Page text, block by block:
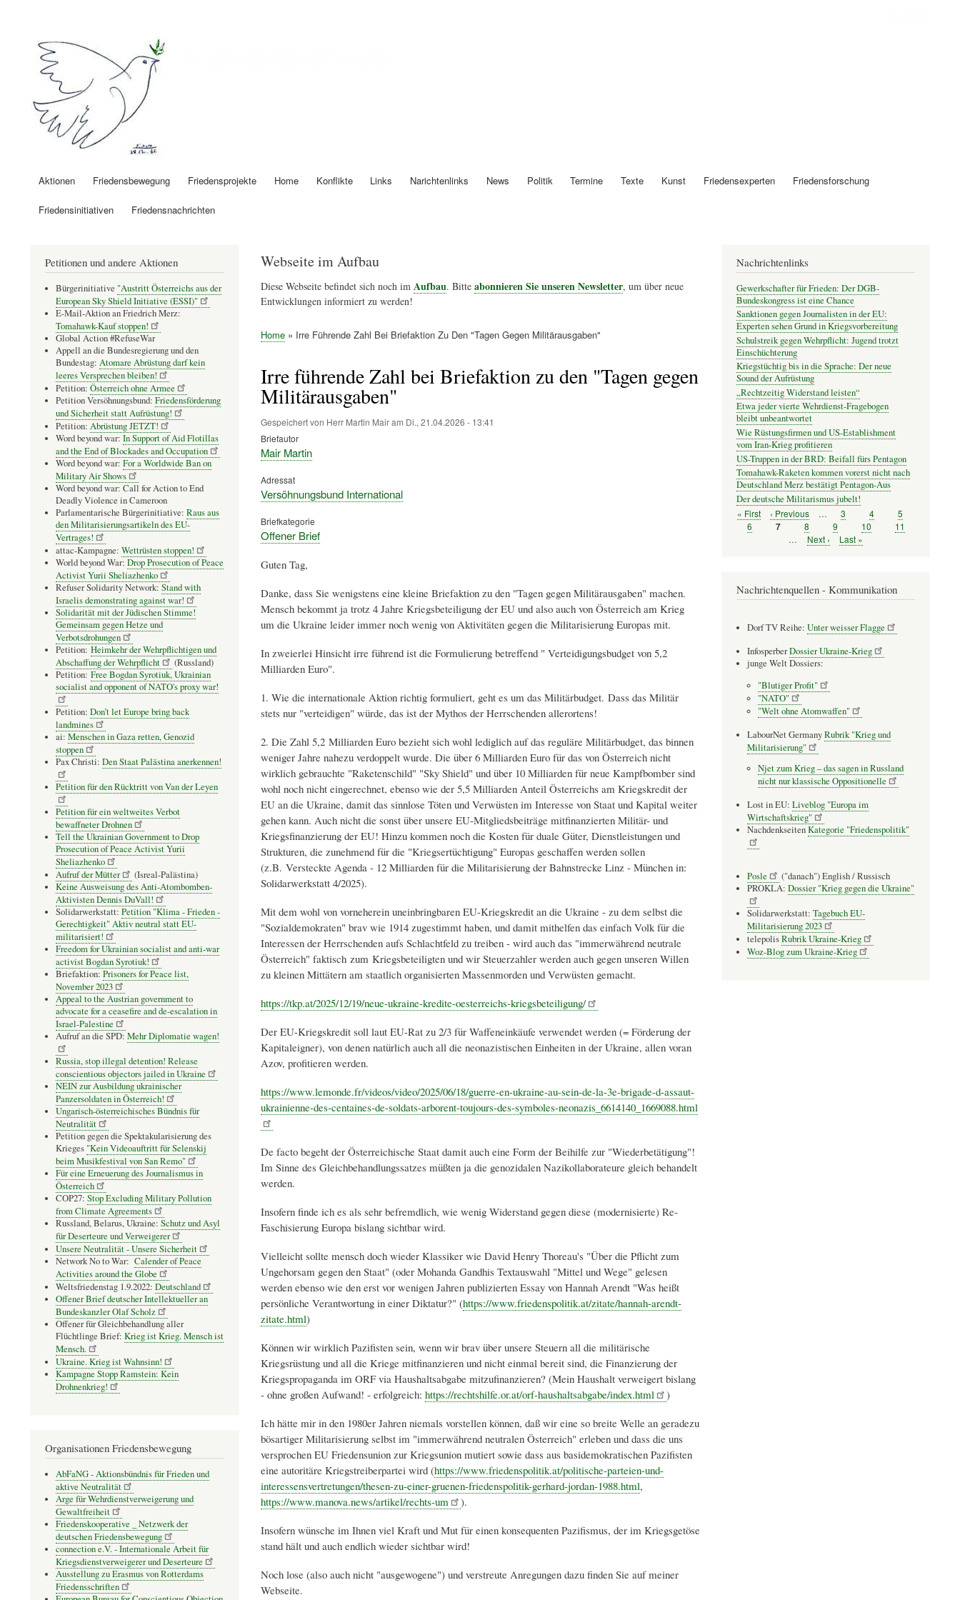
Hauptnavigation
Aktionen Friedensbewegung Friedensprojekte Home Konflikte Links Narichtenlinks News Politik Termine Texte Kunst Friedensexperten Friedensforschung
Friedensinitiativen Friedensnachrichten
Webseite im Aufbau
Diese Webseite befindet sich noch im Aufbau. Bitte abonnieren Sie unseren Newsletter, um über neue
Entwicklungen informiert zu werden!
Home Irre Führende Zahl Bei Briefaktion Zu Den "Tagen Gegen Militärausgaben"
Irre führende Zahl bei Briefaktion zu den "Tagen gegen
Militärausgaben"
Gespeichert von Herr Martin Mairam Di., 21.04.2026 - 13:41
Briefautor
Mair Martin
Adressat
Versöhnungsbund International
Briefkategorie
Offener Brief
Guten Tag,
Danke, dass Sie wenigstens eine kleine Briefaktion zu den "Tagen gegen Militärausgaben" machen.
Mensch bekommt ja trotz 4 Jahre Kriegsbeteiligung der EU und also auch von Österreich am Krieg
um die Ukraine leider immer noch wenig von Aktivitäten gegen die Militarisierung Europas mit.
In zweierlei Hinsicht irre führend ist die Formulierung betreffend " Verteidigungsbudget von 5,2
Milliarden Euro".
1. Wie die internationale Aktion richtig formuliert, geht es um das Militärbudget. Dass das Militär
stets nur "verteidigen" würde, das ist der Mythos der Herrschenden allerortens!
2. Die Zahl 5,2 Milliarden Euro bezieht sich wohl lediglich auf das reguläre Militärbudget, das binnen
weniger Jahre nahezu verdoppelt wurde. Die über 6 Milliarden Euro für das von Österreich nicht
wirklich gebrauchte "Raketenschild" "Sky Shield" und über 10 Milliarden für neue Kampfbomber sind
wohl noch nicht eingerechnet, ebenso wie der 5,5 Milliarden Anteil Österreichs am Kriegskredit der
EU an die Ukraine, damit das sinnlose Töten und Verwüsten im Interesse von Staat und Kapital weiter
gehen kann. Auch nicht die sonst über unsere EU-Mitgliedsbeiträge mitfinanzierten Militär- und
Kriegsfinanzierung der EU! Hinzu kommen noch die Kosten für duale Güter, Dienstleistungen und
Strukturen, die zunehmend für die "Kriegsertüchtigung" Europas geschaffen werden sollen
(z.B. Versteckte Agenda - 12 Milliarden für die Militarisierung der Bahnstrecke Linz - München in:
Solidarwerkstatt 4/2025).
Mit dem wohl von vorneherein uneinbringbaren EU-Kriegskredit an die Ukraine - zu dem selbst die
"Sozialdemokraten" brav wie 1914 zugestimmt haben, und damit mithelfen das einfach Volk für die
Interessen der Herrschenden aufs Schlachtfeld zu treiben - wird auch das "immerwährend neutrale
Österreich" faktisch zum Kriegsbeteiligten und wir Steuerzahler werden auch gegen unseren Willen
zu kleinen Mittätern am staatlich organisierten Massenmorden und Verwüsten gemacht.
https://tkp.at/2025/12/19/neue-ukraine-kredite-oesterreichs-kriegsbeteiligung/
Der EU-Kriegskredit soll laut EU-Rat zu 2/3 für Waffeneinkäufe verwendet werden (= Förderung der
Kapitaleigner), von denen natürlich auch all die neonazistischen Einheiten in der Ukraine, allen voran
Azov, profitieren werden.
https://www.lemonde.fr/videos/video/2025/06/18/guerre-en-ukraine-au-sein-de-la-3e-brigade-d-assaut-
ukrainienne-des-centaines-de-soldats-arborent-toujours-des-symboles-neonazis_6614140_1669088.html
De facto begeht der Österreichische Staat damit auch eine Form der Beihilfe zur "Wiederbetätigung"!
Im Sinne des Gleichbehandlungssatzes müßten ja die genozidalen Nazikollaborateure gleich behandelt
werden.
Insofern finde ich es als sehr befremdlich, wie wenig Widerstand gegen diese (modernisierte) Re-
Faschisierung Europa bislang sichtbar wird.
Vielleicht sollte mensch doch wieder Klassiker wie David Henry Thoreau's "Über die Pflicht zum
Ungehorsam gegen den Staat" (oder Mohanda Gandhis Textauswahl "Mittel und Wege" gelesen
werden ebenso wie den erst vor wenigen Jahren publizierten Essay von Hannah Arendt "Was heißt
persönliche Verantwortung in einer Diktatur?" (https://www.friedenspolitik.at/zitate/hannah-arendt-
zitate.html)
Können wir wirklich Pazifisten sein, wenn wir brav über unsere Steuern all die militärische
Kriegsrüstung und all die Kriege mitfinanzieren und nicht einmal bereit sind, die Finanzierung der
Kriegspropaganda im ORF via Haushaltsabgabe mitzufinanzieren? (Mein Haushalt verweigert bislang
- ohne großen Aufwand! - erfolgreich: https://rechtshilfe.or.at/orf-haushaltsabgabe/index.html
)
Ich hätte mir in den 1980er Jahren niemals vorstellen können, daß wir eine so breite Welle an geradezu
bösartiger Militarisierung selbst im "immerwährend neutralen Österreich" erleben und dass die uns
versprochen EU Friedensunion zur Kriegsunion mutiert sowie dass aus basidemokratischen Pazifisten
eine autoritäre Kriegstreiberpartei wird (https://www.friedenspolitik.at/politische-parteien-und-
interessensvertretungen/thesen-zu-einer-gruenen-friedenspolitik-gerhard-jordan-1988.html,
https://www.manova.news/artikel/rechts-um
).
Insofern wünsche im Ihnen viel Kraft und Mut für einen konsequenten Pazifismus, der im Kriegsgetöse
stand hält und auch endlich wieder sichtbar wird!
Noch lose (also auch nicht "ausgewogene") und verstreute Anregungen dazu finden Sie auf meiner
Webseite.
Petitionen und andere Aktionen
Bürgerinitiative "Austritt Österreichs aus der
European Sky Shield Initiative (ESSI)"
E-Mail-Aktion an Friedrich Merz:
Tomahawk-Kauf stoppen!
Global Action #RefuseWar
Appell an die Bundesregierung und den
Bundestag: Atomare Abrüstung darf kein
leeres Versprechen bleiben!
Petition: Österreich ohne Armee
Petition Versöhnungsbund: Friedensförderung
und Sicherheit statt Aufrüstung!
Petition: Abrüstung JETZT!
Word beyond war: In Support of Aid Flotillas
and the End of Blockades and Occupation
Word beyond war: For a Worldwide Ban on
Military Air Shows
Word beyond war: Call for Action to End
Deadly Violence in Cameroon
Parlamentarische Bürgerinitiative: Raus aus
den Militarisierungsartikeln des EU-
Vertrages!
attac-Kampagne: Wettrüsten stoppen!
World beyond War: Drop Prosecution of Peace
Activist Yurii Sheliazhenko
Refuser Solidarity Network: Stand with
Israelis demonstrating against war!
Solidarität mit der Jüdischen Stimme!
Gemeinsam gegen Hetze und
Verbotsdrohungen
Petition: Heimkehr der Wehrpflichtigen und
Abschaffung der Wehrpflicht
(Russland)
Petition: Free Bogdan Syrotiuk, Ukrainian
socialist and opponent of NATO's proxy war!
Petition: Don’t let Europe bring back
landmines
ai: Menschen in Gaza retten, Genozid
stoppen
Pax Christi: Den Staat Palästina anerkennen!
Petition für den Rücktritt von Van der Leyen
Petition für ein weltweites Verbot
bewaffneter Drohnen
Tell the Ukrainian Government to Drop
Prosecution of Peace Activist Yurii
Sheliazhenko
Aufruf der Mütter
(Isreal-Palästina)
Keine Ausweisung des Anti-Atombomben-
Aktivisten Dennis DuVall!
Solidarwerkstatt: Petition "Klima - Frieden -
Gerechtigkeit" Aktiv neutral statt EU-
militarisiert!
Freedom for Ukrainian socialist and anti-war
activist Bogdan Syrotiuk!
Briefaktion: Prisoners for Peace list,
November 2023
Appeal to the Austrian government to
advocate for a ceasefire and de-escalation in
Israel-Palestine
Aufruf an die SPD: Mehr Diplomatie wagen!
Russia, stop illegal detention! Release
conscientious objectors jailed in Ukraine
NEIN zur Ausbildung ukrainischer
Panzersoldaten in Österreich!
Ungarisch-österreichisches Bündnis für
Neutralität
Petition gegen die Spektakularisierung des
Krieges "Kein Videoauftritt für Selenskij
beim Musikfestival von San Remo"
Für eine Erneuerung des Journalismus in
Österreich
COP27: Stop Excluding Military Pollution
from Climate Agreements
Russland, Belarus, Ukraine: Schutz und Asyl
für Deserteure und Verweigerer
Unsere Neutralität - Unsere Sicherheit
Network No to War: Calender of Peace
Activities around the Globe
Weltsfriedenstag 1.9.2022: Deutschland
Offener Brief deutscher Intellektueller an
Bundeskanzler Olaf Scholz
Offener für Gleichbehandlung aller
Flüchtlinge Brief: Krieg ist Krieg. Mensch ist
Mensch.
Ukraine. Krieg ist Wahnsinn!
Kampagne Stopp Ramstein: Kein
Drohnenkrieg!
Organisationen Friedensbewegung
AbFaNG - Aktionsbündnis für Frieden und
aktive Neutralität
Arge für Wehrdienstverweigerung und
Gewaltfreiheit
Friedenskooperative _ Netzwerk der
deutschen Friedensbewegung
connection e.V. - Inter­na­tio­nale Arbeit für
Kriegs­dienst­ver­wei­gerer und Deser­teure
Ausstellung zu Erasmus von Rotterdams
Friedensschriften
Nachrichtenlinks
Gewerkschafter für Frieden: Der DGB-
Bundeskongress ist eine Chance
Sanktionen gegen Journalisten in der EU:
Experten sehen Grund in Kriegsvorbereitung
Schulstreik gegen Wehrpflicht: Jugend trotzt
Einschüchterung
Kriegstüchtig bis in die Sprache: Der neue
Sound der Aufrüstung
„Rechtzeitig Widerstand leisten“
Etwa jeder vierte Wehrdienst-Fragebogen
bleibt unbeantwortet
Wie Rüstungsfirmen und US-Establishment
vom Iran-Krieg profitieren
US-Truppen in der BRD: Beifall fürs Pentagon
Tomahawk-Raketen kommen vorerst nicht nach
Deutschland Merz bestätigt Pentagon-Aus
Der deutsche Militarismus jubelt!
Seitennummerierung
Erste
Seite
« First
Vorherige
Seite
‹ Previous … Seite
3 Seite
4 Seite
5
Seite
6 Seite
7 Seite
8 Seite
9 Seite
10 Seite
11
…
Nächste
Next ›
Letzte
Last »
Nachrichtenquellen - Kommunikation
Dorf TV Reihe: Unter weisser Flagge
InfosperberDossier Ukraine-Krieg
junge Welt Dossiers:
"Blutiger Profit"
"NATO"
"Welt ohne Atomwaffen"
LabourNet GermanyRubrik "Krieg und
Militarisierung"
Njet zum Krieg – das sagen in Russland
nicht nur klassische Oppositionelle
Lost in EU: Liveblog "Europa im
Wirtschaftskrieg"
NachdenkseitenKategorie "Friedenspolitik"
Posle
("danach") English / Russisch
PROKLA: Dossier "Krieg gegen die Ukraine"
Solidarwerkstatt: Tagebuch EU-
Militarisierung 2023
telepolisRubrik Ukraine-Krieg
Woz-Blog zum Ukraine-Krieg